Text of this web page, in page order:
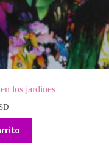
los jardines